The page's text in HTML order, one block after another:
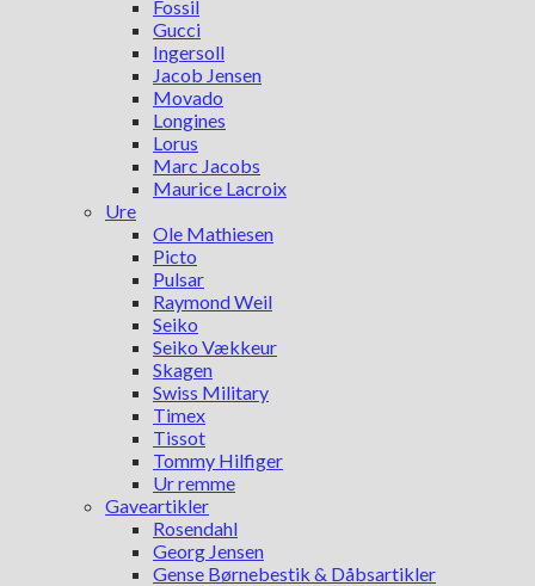
Fossil
Gucci
Ingersoll
Jacob Jensen
Movado
Longines
Lorus
Marc Jacobs
Maurice Lacroix
Ure
Ole Mathiesen
Picto
Pulsar
Raymond Weil
Seiko
Seiko Vækkeur
Skagen
Swiss Military
Timex
Tissot
Tommy Hilfiger
Ur remme
Gaveartikler
Rosendahl
Georg Jensen
Gense Børnebestik & Dåbsartikler